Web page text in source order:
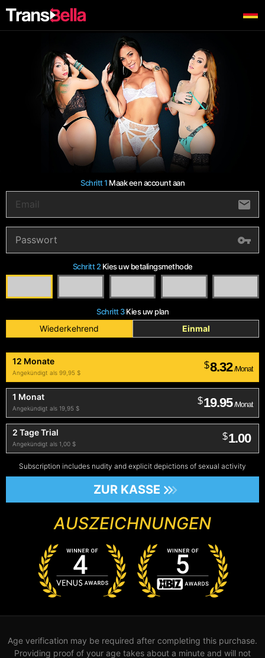
Schritt 1 Maak een account aan
Schritt 2 Kies uw betalingsmethode
Schritt 3Kies uw plan
Wiederkehrend Einmal
12 Monate
Angekündigt als 99,95 $
$8.32 /Monat
1 Monat
Angekündigt als 19,95 $
$19.95 /Monat
2 Tage Trial
Angekündigt als 1,00 $
$1.00
Subscription includes nudity and explicit depictions of sexual activity
ZUR KASSE
AUSZEICHNUNGEN
Age verification may be required after completing this purchase.
Providing proof of your age takes about a minute and will not